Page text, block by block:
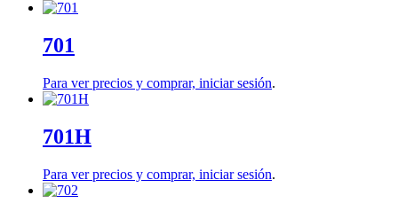
701
Para ver precios y comprar, iniciar sesión.
701H
Para ver precios y comprar, iniciar sesión.